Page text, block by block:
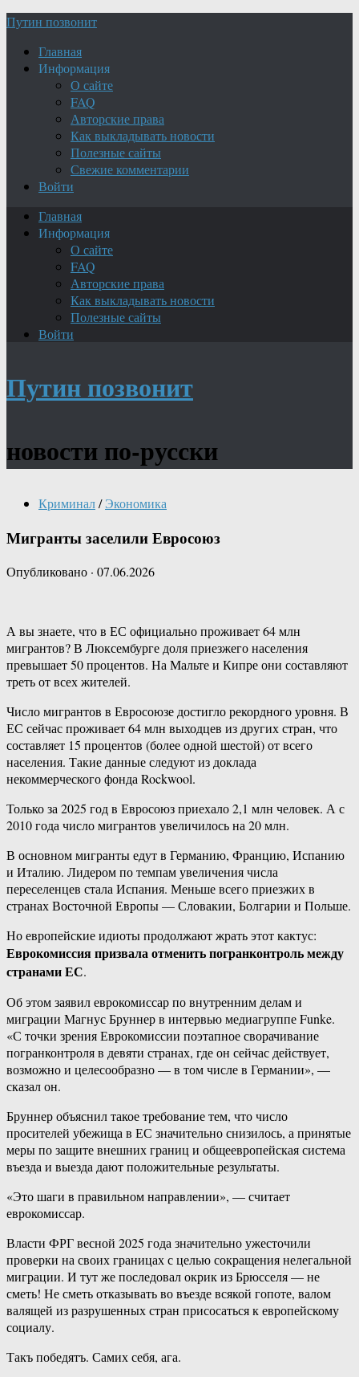
Путин позвонит
Главная
Информация
О сайте
FAQ
Авторские права
Как выкладывать новости
Полезные сайты
Свежие комментарии
Войти
Главная
Информация
О сайте
FAQ
Авторские права
Как выкладывать новости
Полезные сайты
Войти
Путин позвонит
новости по-русски
Криминал/ Экономика
Мигранты заселили Евросоюз
Опубликовано · 07.06.2026
А вы знаете, что в ЕС официально проживает 64 млн
мигрантов? В Люксембурге доля приезжего населения
превышает 50 процентов. На Мальте и Кипре они составляют
треть от всех жителей.
Число мигрантов в Евросоюзе достигло рекордного уровня. В
ЕС сейчас проживает 64 млн выходцев из других стран, что
составляет 15 процентов (более одной шестой) от всего
населения. Такие данные следуют из доклада
некоммерческого фонда Rockwool.
Только за 2025 год в Евросоюз приехало 2,1 млн человек. А с
2010 года число мигрантов увеличилось на 20 млн.
В основном мигранты едут в Германию, Францию, Испанию
и Италию. Лидером по темпам увеличения числа
переселенцев стала Испания. Меньше всего приезжих в
странах Восточной Европы — Словакии, Болгарии и Польше.
Но европейские идиоты продолжают жрать этот кактус:
Еврокомиссия призвала отменить погранконтроль между
странами ЕС.
Об этом заявил еврокомиссар по внутренним делам и
миграции Магнус Бруннер в интервью медиагруппе Funke.
«С точки зрения Еврокомиссии поэтапное сворачивание
погранконтроля в девяти странах, где он сейчас действует,
возможно и целесообразно — в том числе в Германии», —
сказал он.
Бруннер объяснил такое требование тем, что число
просителей убежища в ЕС значительно снизилось, а принятые
меры по защите внешних границ и общеевропейская система
въезда и выезда дают положительные результаты.
«Это шаги в правильном направлении», — считает
еврокомиссар.
Власти ФРГ весной 2025 года значительно ужесточили
проверки на своих границах с целью сокращения нелегальной
миграции. И тут же последовал окрик из Брюсселя — не
сметь! Не сметь отказывать во въезде всякой гопоте, валом
валящей из разрушенных стран присосаться к европейскому
социалу.
Такъ победятъ. Самих себя, ага.